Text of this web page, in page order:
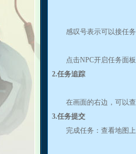
感叹号表示可以接任务
点击NPC开启任务面板
2.任务追踪
在画面的右边，可以查
3.任务提交
完成任务：查看地图上